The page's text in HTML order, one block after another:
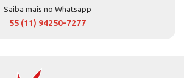
Saiba mais no Whatsapp
55 (11) 94250-7277